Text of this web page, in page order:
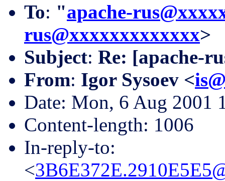
To: "apache-
rus@xxxxxxxxxxxxx>
Subject: Re: [apache-
From: Igor Sysoev <
Date: Mon, 6 Aug 2001
Content-length: 1006
In-reply-to:
<